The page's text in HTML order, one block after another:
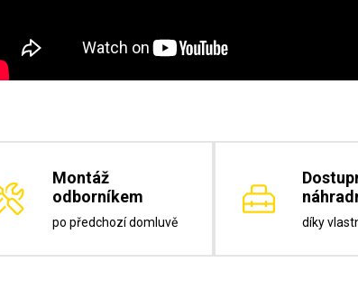
Montáž
odborníkem
po předchozí domluvě díky